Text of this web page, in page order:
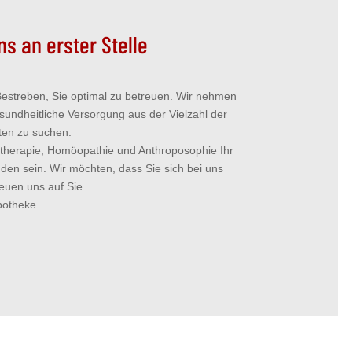
an erster Stelle
Sie optimal zu betreuen. Wir nehmen
Versorgung aus der Vielzahl der
zu suchen.
Homöopathie und Anthroposophie Ihr
sein. Wir möchten, dass Sie sich bei uns
uns auf Sie.